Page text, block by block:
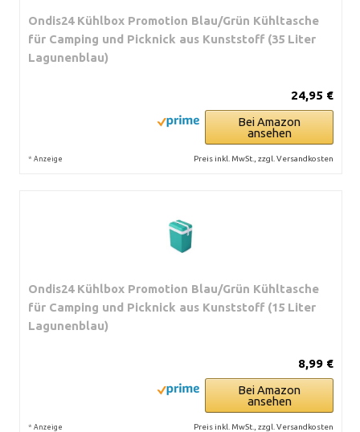
Ondis24 Kühlbox Promotion Blau/Grün Kühltasche
für Camping und Picknick aus Kunststoff (35 Liter
Lagunenblau)
24,95 €
Bei Amazon
ansehen
* Anzeige Preis inkl. MwSt., zzgl. Versandkosten
Ondis24 Kühlbox Promotion Blau/Grün Kühltasche
für Camping und Picknick aus Kunststoff (15 Liter
Lagunenblau)
8,99 €
Bei Amazon
ansehen
* Anzeige Preis inkl. MwSt., zzgl. Versandkosten